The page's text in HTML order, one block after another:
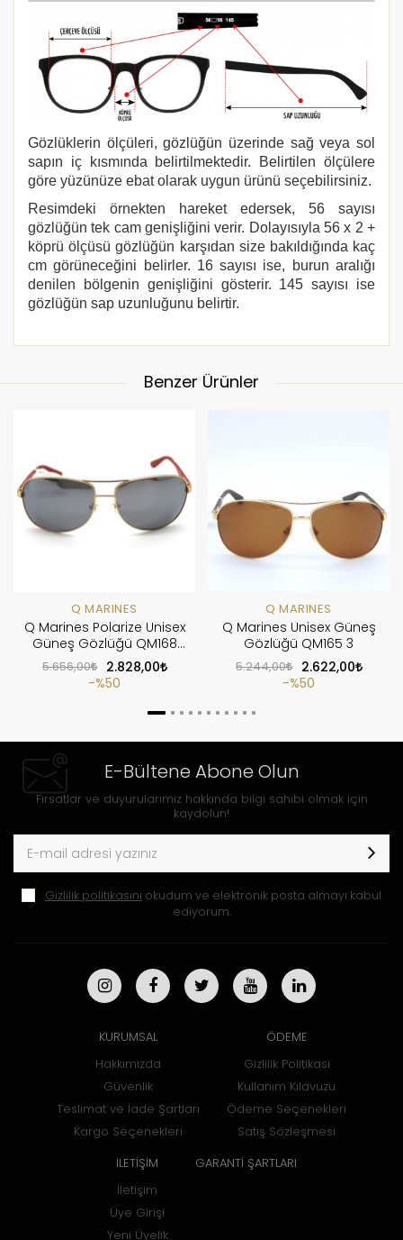
Gözlüklerin ölçüleri, gözlüğün üzerinde sağ veya sol
sapın iç kısmında belirtilmektedir. Belirtilen ölçülere
göre yüzünüze ebat olarak uygun ürünü seçebilirsiniz.
Resimdeki örnekten hareket edersek, 56 sayısı
gözlüğün tek cam genişliğini verir. Dolayısıyla 56 x 2 +
köprü ölçüsü gözlüğün karşıdan size bakıldığında kaç
cm görüneceğini belirler. 16 sayısı ise, burun aralığı
denilen bölgenin genişliğini gösterir. 145 sayısı ise
gözlüğün sap uzunluğunu belirtir.
Benzer Ürünler
Q MARINES
Q Marines Polarize Unisex
Güneş Gözlüğü QM168
C03
5.656,00
2.828,00
%50
Q MARINES
Q Marines Unisex Güneş
Gözlüğü QM165 3
5.244,00
2.622,00
%50
E-Bültene Abone Olun
Fırsatlar ve duyurularımız hakkında bilgi sahibi olmak için
kaydolun!
Gizlilik politikasını okudum ve elektronik posta almayı kabul
ediyorum.
KURUMSAL
Hakkımızda
Güvenlik
Teslimat ve İade Şartları
Kargo Seçenekleri
ÖDEME
Gizlilik Politikası
Kullanım Kılavuzu
Ödeme Seçenekleri
Satış Sözleşmesi
İLETİŞİM
İletişim
Üye Girişi
Yeni Üyelik
GARANTİ ŞARTLARI